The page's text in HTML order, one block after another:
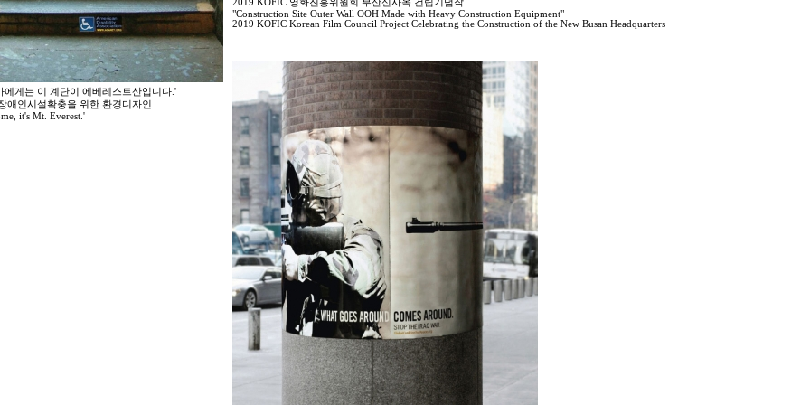
에게는 이 계단이 에베레스트산입니다.'
애인시설확충을 위한 환경디자인
it's Mt. Everest.'
2019 KOFIC 영화진흥위원회 부산신사옥 건립기념작
"Construction Site Outer Wall OOH Made with Heavy Construction Equipment"
2019 KOFIC Korean Film Council Project Celebrating the Construction of the New Busan Headquarters